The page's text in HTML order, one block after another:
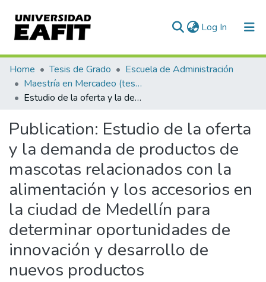
Log In (current)
Communities & Collections
All of DSpace
Home Tesis de Grado
Escuela de Administración
Maestría en Mercadeo (tesis)
Estudio de la oferta y la demanda de productos de mascotas relacionados con la alimentación y los accesorios en la ciudad de Medellín para determinar oportunidades de innovación y desarrollo de nuevos productos
Publication: Estudio de la oferta
y la demanda de productos de
mascotas relacionados con la
alimentación y los accesorios en
la ciudad de Medellín para
determinar oportunidades de
innovación y desarrollo de
nuevos productos